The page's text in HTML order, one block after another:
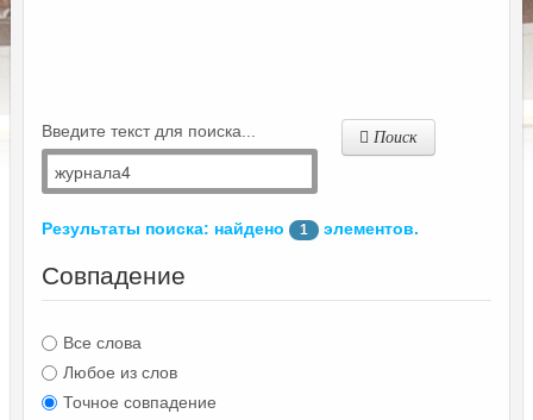
Введите текст для поиска... Поиск
Результаты поиска: найдено 1 элементов.
Совпадение
Все слова
Любое из слов
Точное совпадение